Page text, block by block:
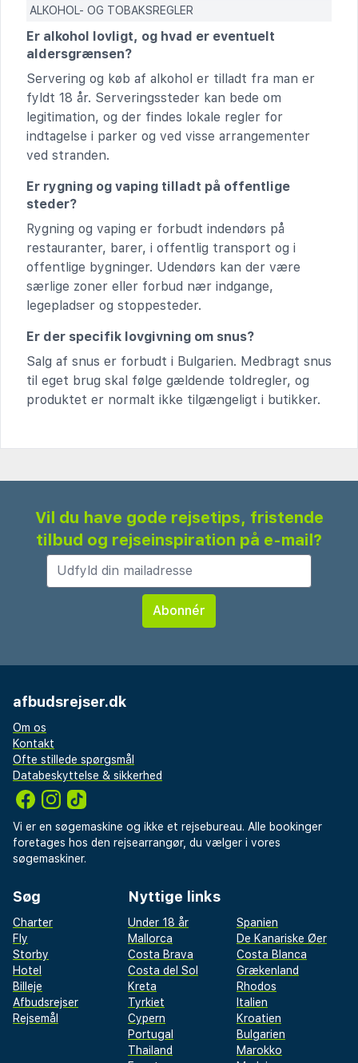
ALKOHOL- OG TOBAKSREGLER
Er alkohol lovligt, og hvad er eventuelt
aldersgrænsen?
Servering og køb af alkohol er tilladt fra man er
fyldt 18 år. Serveringssteder kan bede om
legitimation, og der findes lokale regler for
indtagelse i parker og ved visse arrangementer
ved stranden.
Er rygning og vaping tilladt på offentlige
steder?
Rygning og vaping er forbudt indendørs på
restauranter, barer, i offentlig transport og i
offentlige bygninger. Udendørs kan der være
særlige zoner eller forbud nær indgange,
legepladser og stoppesteder.
Er der specifik lovgivning om snus?
Salg af snus er forbudt i Bulgarien. Medbragt snus
til eget brug skal følge gældende toldregler, og
produktet er normalt ikke tilgængeligt i butikker.
Vil du have gode rejsetips, fristende
tilbud og rejseinspiration på e-mail?
afbudsrejser.dk
Om os
Kontakt
Ofte stillede spørgsmål
Databeskyttelse & sikkerhed
Vi er en søgemaskine og ikke et rejsebureau. Alle bookinger
foretages hos den rejsearrangør, du vælger i vores
søgemaskiner.
Søg
Charter
Fly
Storby
Hotel
Billeje
Afbudsrejser
Rejsemål
Nyttige links
Under 18 år
Spanien
Mallorca
De Kanariske Øer
Costa Brava
Costa Blanca
Costa del Sol
Grækenland
Kreta
Rhodos
Tyrkiet
Italien
Cypern
Kroatien
Portugal
Bulgarien
Thailand
Marokko